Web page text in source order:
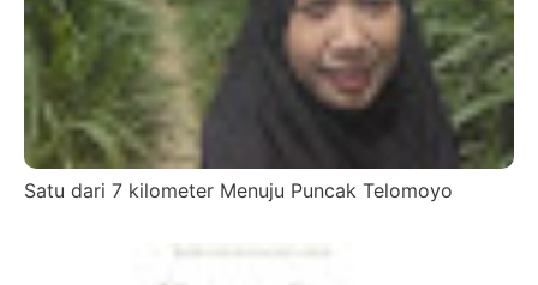
Satu dari 7 kilometer Menuju Puncak Telomoyo